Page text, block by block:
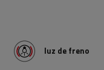
luz de freno